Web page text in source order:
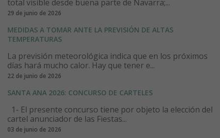
total visible desde buena parte de Navarra;...
29 de junio de 2026
MEDIDAS A TOMAR ANTE LA PREVISIÓN DE ALTAS
TEMPERATURAS
La previsión meteorológica indica que en los próximos
días hará mucho calor. Hay que tener e...
22 de junio de 2026
SANTA ANA 2026: CONCURSO DE CARTELES
1- El presente concurso tiene por objeto la elección del
cartel anunciador de las Fiestas...
03 de junio de 2026